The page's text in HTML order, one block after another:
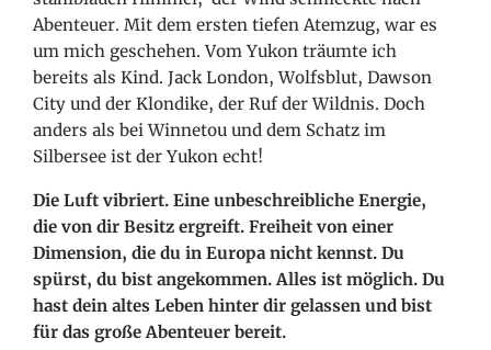
Abenteuer. Mit dem ersten tiefen Atemzug, war es
um mich geschehen. Vom Yukon träumte ich
bereits als Kind. Jack London, Wolfsblut, Dawson
City und der Klondike, der Ruf der Wildnis. Doch
anders als bei Winnetou und dem Schatz im
Silbersee ist der Yukon echt!
Die Luft vibriert. Eine unbeschreibliche Energie,
die von dir Besitz ergreift. Freiheit von einer
Dimension, die du in Europa nicht kennst. Du
spürst, du bist angekommen. Alles ist möglich. Du
hast dein altes Leben hinter dir gelassen und bist
für das große Abenteuer bereit.